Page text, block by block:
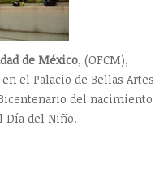
de México, (OFCM),
el Palacio de Bellas Artes
del nacimiento
Día del Niño.